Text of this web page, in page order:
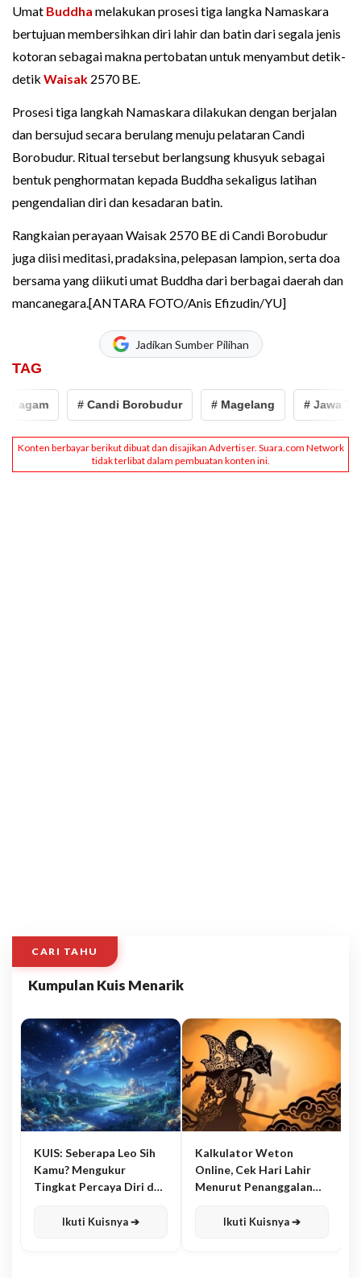
Umat Buddha melakukan prosesi tiga langka Namaskara
bertujuan membersihkan diri lahir dan batin dari segala jenis
kotoran sebagai makna pertobatan untuk menyambut detik-
detik Waisak 2570 BE.
Prosesi tiga langkah Namaskara dilakukan dengan berjalan
dan bersujud secara berulang menuju pelataran Candi
Borobudur. Ritual tersebut berlangsung khusyuk sebagai
bentuk penghormatan kepada Buddha sekaligus latihan
pengendalian diri dan kesadaran batin.
Rangkaian perayaan Waisak 2570 BE di Candi Borobudur
juga diisi meditasi, pradaksina, pelepasan lampion, serta doa
bersama yang diikuti umat Buddha dari berbagai daerah dan
mancanegara.[ANTARA FOTO/Anis Efizudin/YU]
Jadikan Sumber Pilihan
TAG
# Candi Borobudur # Magelang # Jawa
CARI TAHU
Kumpulan Kuis Menarik
KUIS: Seberapa Leo Sih
Kamu? Mengukur
Tingkat Percaya Diri dan
Ikuti Kuisnya ➔
Kalkulator Weton
Online, Cek Hari Lahir
Menurut Penanggalan
Ikuti Kuisnya ➔